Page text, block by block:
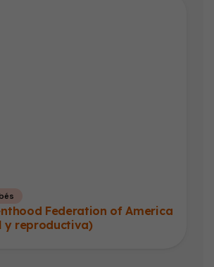
Federation of America
y reproductiva)